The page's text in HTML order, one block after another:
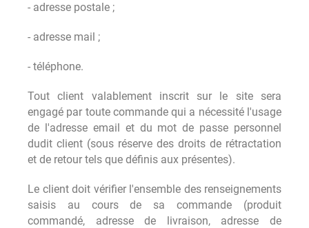
- adresse postale ;
- adresse mail ;
- téléphone.
Tout client valablement inscrit sur le site sera
engagé par toute commande qui a nécessité l'usage
de l'adresse email et du mot de passe personnel
dudit client (sous réserve des droits de rétractation
et de retour tels que définis aux présentes).
Le client doit vérifier l'ensemble des renseignements
saisis au cours de sa commande (produit
commandé, adresse de livraison, adresse de